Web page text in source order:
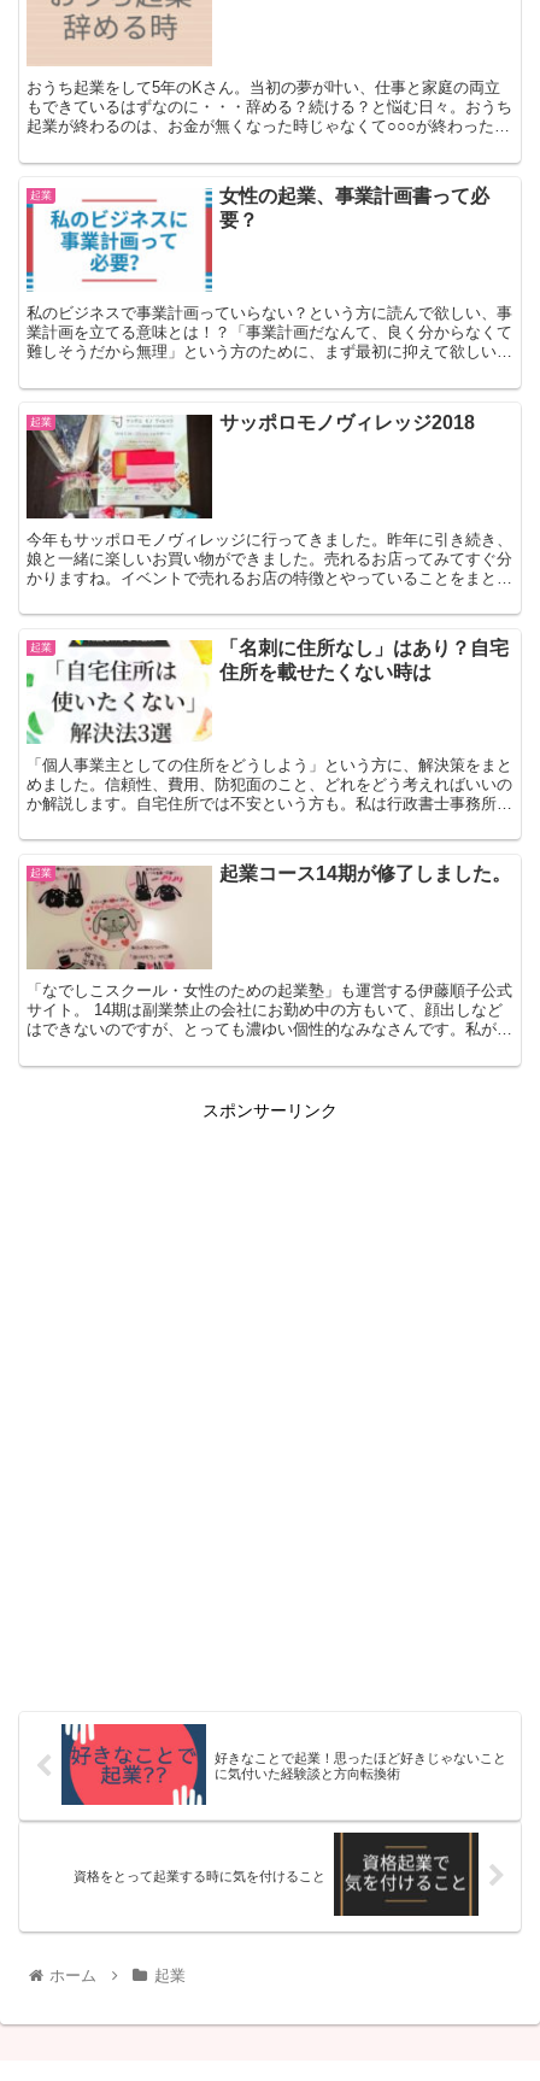
おうち起業をして5年のKさん。当初の夢が叶い、仕事と家庭の両立
もできているはずなのに・・・辞める？続ける？と悩む日々。おうち
起業が終わるのは、お金が無くなった時じゃなくて○○○が終わった時
式サイト。
起業
女性の起業、事業計画書って必
要？
私のビジネスで事業計画っていらない？という方に読んで欲しい、事
業計画を立てる意味とは！？「事業計画だなんて、良く分からなくて
難しそうだから無理」という方のために、まず最初に抑えて欲しい5
起業 サッポロモノヴィレッジ2018
今年もサッポロモノヴィレッジに行ってきました。昨年に引き続き、
娘と一緒に楽しいお買い物ができました。売れるお店ってみてすぐ分
かりますね。イベントで売れるお店の特徴とやっていることをまとめ
起業
「名刺に住所なし」はあり？自宅
住所を載せたくない時は
「個人事業主としての住所をどうしよう」という方に、解決策をまと
めました。信頼性、費用、防犯面のこと、どれをどう考えればいいの
か解説します。自宅住所では不安という方も。私は行政書士事務所を
事務所を借りました。現在は、株式会社と行政書士事務所の両方を一
つの事務所にしてます。
起業 起業コース14期が修了しました。
「なでしこスクール・女性のための起業塾」も運営する伊藤順子公式
サイト。 14期は副業禁止の会社にお勤め中の方もいて、顔出しなど
はできないのですが、とっても濃ゆい個性的なみなさんです。私が起
一人ずつの人生があるからです。「なぜ起業しようと思ったのか」と
スポンサーリンク
好きなことで起業！思ったほど好きじゃないこと
に気付いた経験談と方向転換術
資格をとって起業する時に気を付けること
ホーム 起業